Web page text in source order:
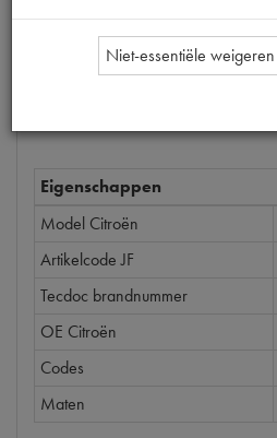
Eigenschappen
Model Citroën
Artikelcode JF
Tecdoc brandnummer
OE Citroën
Codes
Maten
Niet-essentiële weigeren